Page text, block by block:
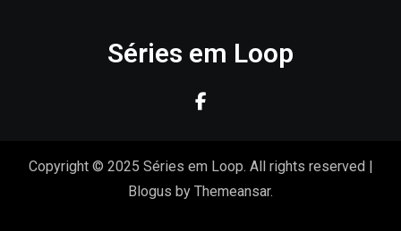
Séries em Loop
Copyright © 2025 Séries em Loop. All rights reserved |
Blogus by Themeansar.